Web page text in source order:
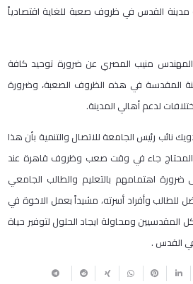
مدينة القدس في ظروف صعبة للغاية اقتصادياً
منيب المصري عن ضرورة توحيد كافة
المقدسة في هذه الظروف الصعبة، وضرورة
لدعم أهالي المدينة.
نائب رئيس الجامعة للاتصال والتنمية بأن هذا
المحتاج جاء في وقت صعب وظروف قاهرة عند
ضرورة اهتمامهم بالتعليم والطالب الجامعي
وأفراد أسرته، مشيداً بعمل الاخوة في
المقدسيين ومحاولة ايجاد الحلول لتوفير حياة
القدس .